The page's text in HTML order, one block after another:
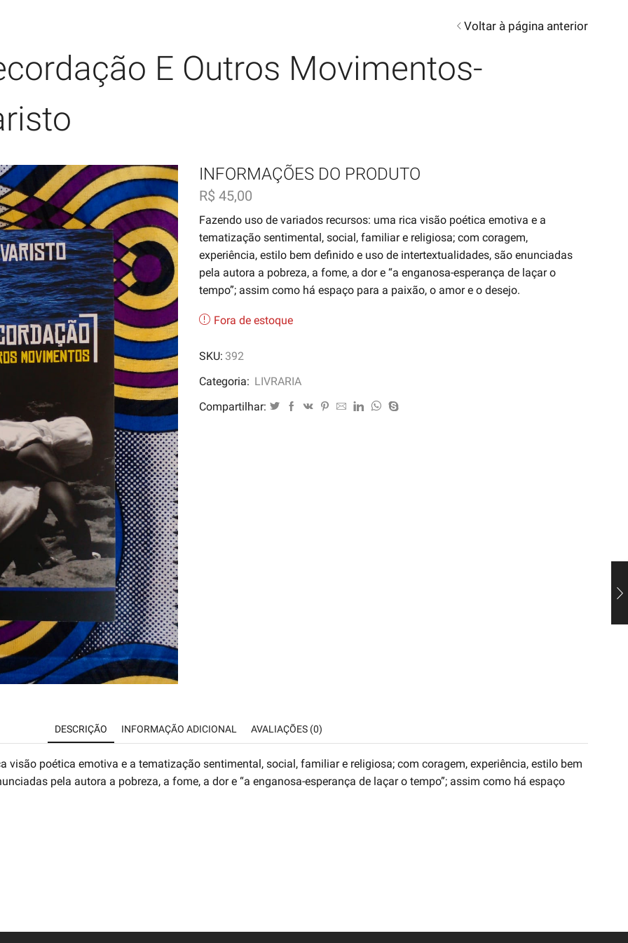
E Outros Movimentos-
Voltar à página anterior
INFORMAÇÕES DO PRODUTO
R$ 45,00
Fazendo uso de variados recursos: uma rica visão poética emotiva e a
tematização sentimental, social, familiar e religiosa; com coragem,
experiência, estilo bem definido e uso de intertextualidades, são enunciadas
pela autora a pobreza, a fome, a dor e “a enganosa-esperança de laçar o
tempo”; assim como há espaço para a paixão, o amor e o desejo.
Fora de estoque
SKU: 392
Categoria: LIVRARIA
Compartilhar:
DESCRIÇÃO INFORMAÇÃO ADICIONAL AVALIAÇÕES (0)
visão poética emotiva e a tematização sentimental, social, familiar e religiosa; com coragem, experiência, estilo bem
pela autora a pobreza, a fome, a dor e “a enganosa-esperança de laçar o tempo”; assim como há espaço